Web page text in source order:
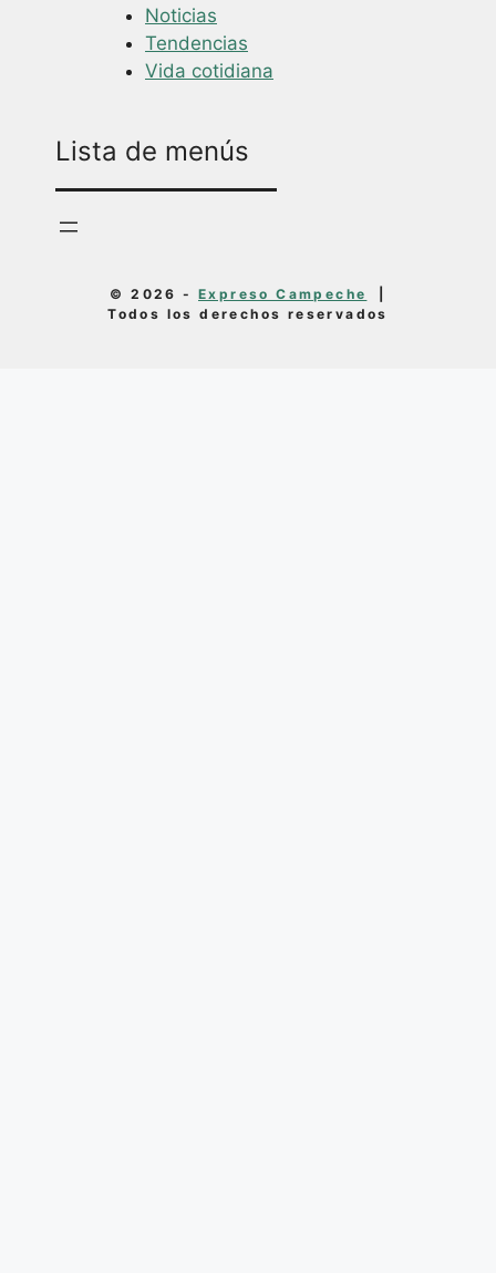
Noticias
Tendencias
Vida cotidiana
Lista de menús
© 2026 - Expreso Campeche
Todos los derechos reservados